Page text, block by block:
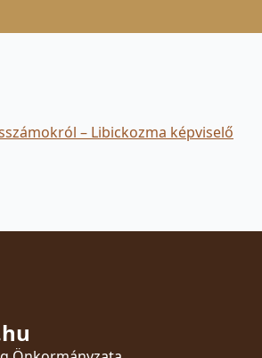
– Libickozma képviselő